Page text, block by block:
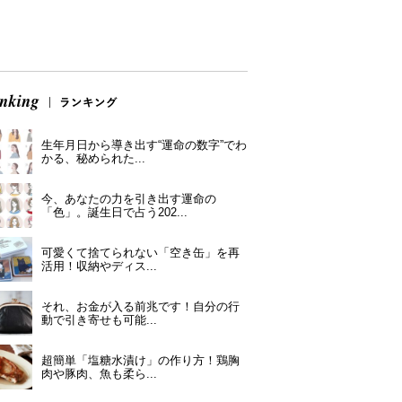
生年月日から導き出す“運命の数字”でわ
かる、秘められた...
今、あなたの力を引き出す運命の
「色」。誕生日で占う202...
可愛くて捨てられない「空き缶」を再
活用！収納やディス...
それ、お金が入る前兆です！自分の行
動で引き寄せも可能...
超簡単「塩糖水漬け」の作り方！鶏胸
肉や豚肉、魚も柔ら...